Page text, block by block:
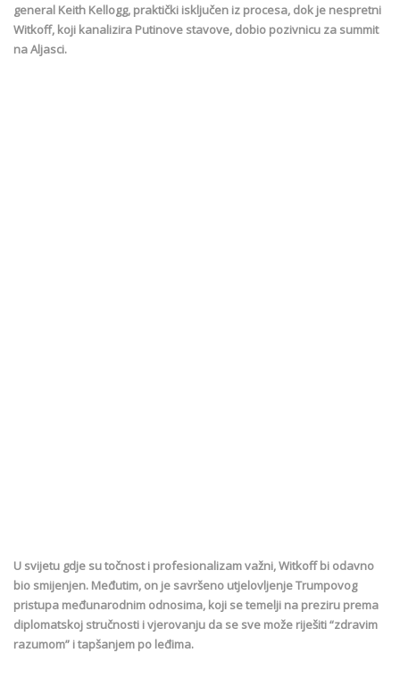
general Keith Kellogg, praktički isključen iz procesa, dok je nespretni
Witkoff, koji kanalizira Putinove stavove, dobio pozivnicu za summit
na Aljasci.
U svijetu gdje su točnost i profesionalizam važni, Witkoff bi odavno
bio smijenjen. Međutim, on je savršeno utjelovljenje Trumpovog
pristupa međunarodnim odnosima, koji se temelji na preziru prema
diplomatskoj stručnosti i vjerovanju da se sve može riješiti “zdravim
razumom” i tapšanjem po leđima.